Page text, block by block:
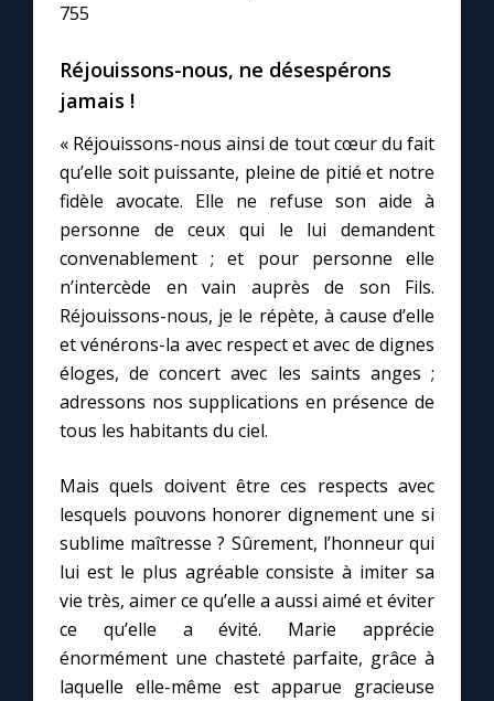
Une Minute avec Marie
Une neuvaine
À la une
1000 Raisons de Croire
Chapelet pour le monde
Contact
Faire un don
755
Réjouissons-nous, ne désespérons
jamais !
« Réjouissons-nous ainsi de tout cœur du fait
qu’elle soit puissante, pleine de pitié et notre
fidèle avocate. Elle ne refuse son aide à
personne de ceux qui le lui demandent
convenablement ; et pour personne elle
n’intercède en vain auprès de son Fils.
Réjouissons-nous, je le répète, à cause d’elle
et vénérons-la avec respect et avec de dignes
éloges, de concert avec les saints anges ;
adressons nos supplications en présence de
tous les habitants du ciel.
Mais quels doivent être ces respects avec
lesquels pouvons honorer dignement une si
sublime maîtresse ? Sûrement, l’honneur qui
lui est le plus agréable consiste à imiter sa
vie très, aimer ce qu’elle a aussi aimé et éviter
ce qu’elle a évité. Marie apprécie
énormément une chasteté parfaite, grâce à
laquelle elle-même est apparue gracieuse